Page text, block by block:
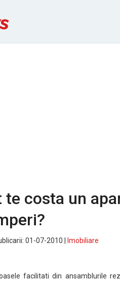
te costa un
01-07-2010 |
Imobiliare
facilitati din ansamblurile